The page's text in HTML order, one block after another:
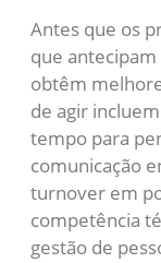
Antes que os
que antecipam
obtêm
de agir
tempo para
comunicação
turnover em
competência
gestão de